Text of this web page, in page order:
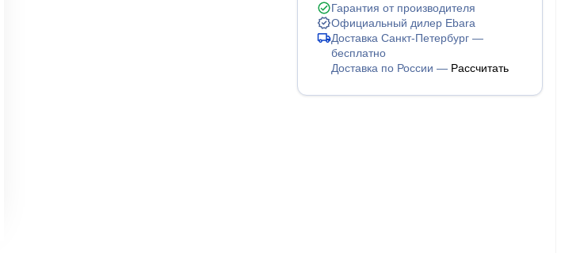
Гарантия от производителя
Официальный дилер Ebara
Доставка Санкт-Петербург —
бесплатно
Доставка по России — Рассчитать